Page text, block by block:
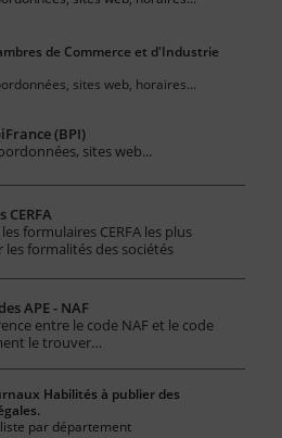
de Commerce et d'Industrie
sites web, horaires...
(BPI)
sites web...
formulaires CERFA les plus
les formalités des sociétés
APE - NAF
entre le code NAF et le code
le trouver…
Habilités à publier des
par département